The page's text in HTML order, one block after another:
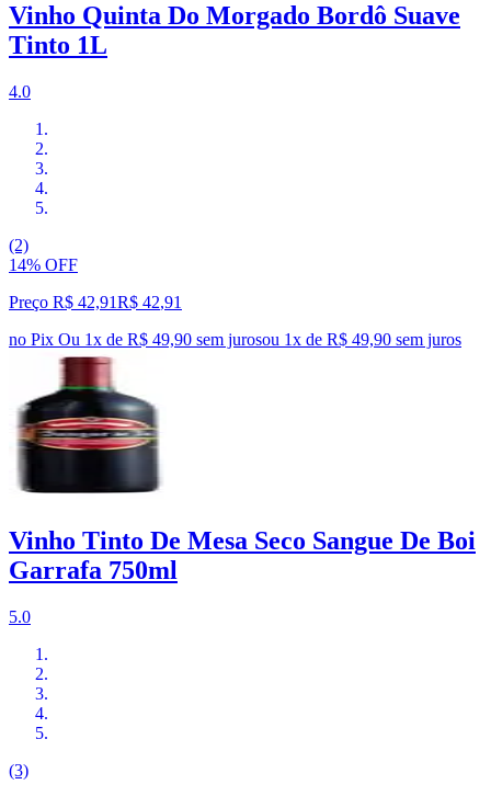
Vinho Quinta Do Morgado Bordô Suave
Tinto 1L
4.0
(2)
14% OFF
Preço R$ 42,91R$ 42,91
no Pix Ou 1x de R$ 49,90 sem jurosou 1x de R$ 49,90 sem juros
Vinho Tinto De Mesa Seco Sangue De Boi
Garrafa 750ml
5.0
(3)